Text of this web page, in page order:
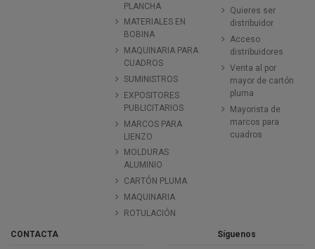
PLANCHA
MATERIALES EN
BOBINA
MAQUINARIA PARA
CUADROS
SUMINISTROS
EXPOSITORES
PUBLICITARIOS
MARCOS PARA
LIENZO
MOLDURAS
ALUMINIO
CARTÓN PLUMA
MAQUINARIA
ROTULACIÓN
Quieres ser
distribuidor
Acceso
distribuidores
Venta al por
mayor de cartón
pluma
Mayorista de
marcos para
cuadros
CONTACTA Síguenos